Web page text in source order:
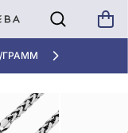
ГРАММ